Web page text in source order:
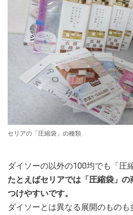
セリアの「圧縮袋」の種類
ダイソーの以外の100均でも「圧
たとえばセリアでは「圧縮袋」
つけやすいです。
ダイソーとは異なる展開のもの